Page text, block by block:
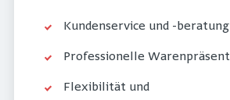
Kundenservice und -beratung
Professionelle
Flexibilität und